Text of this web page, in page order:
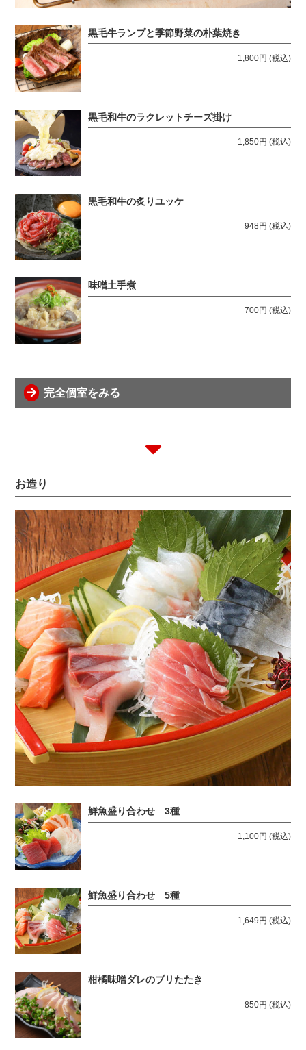
黒毛牛ランプと季節野菜の朴葉焼き
1,800円 (税込)
黒毛和牛のラクレットチーズ掛け
1,850円 (税込)
黒毛和牛の炙りユッケ
948円 (税込)
味噌土手煮
700円 (税込)
完全個室をみる
お造り
鮮魚盛り合わせ 3種
1,100円 (税込)
鮮魚盛り合わせ 5種
1,649円 (税込)
柑橘味噌ダレのブリたたき
850円 (税込)